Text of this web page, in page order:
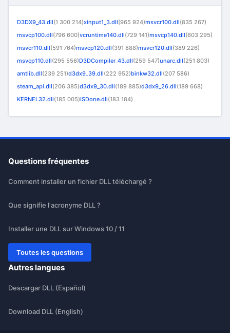
D3DX9_43.dll(1 300 214)xinput1_3.dll(965 924)msvcr100.dll(835 267)
msvcp100.dll(796 600)vcruntime140.dll(729 141)msvcp140.dll(603 295)
msvcr110.dll(591 764)msvcp120.dll(391 888)msvcr120.dll(389 226)
msvcp110.dll(295 556)D3DCompiler_43.dll(259 547)unarc.dll(251 803)
amtlib.dll(239 251)d3dx9_39.dll(222 952)binkw32.dll(207 586)
steam_api.dll(206 385)d3dx9_30.dll(189 885)d3dx9_26.dll(189 668)
KERNEL32.dll(185 005)ISDone.dll(183 184)
Questions fréquentes
Comment installer un fichier DLL téléchargé ?
Que signifie l'acronyme DLL ?
Installer une DLL sur Windows 10 / 11
Toutes les questions
Autres langues
Descargar DLL (Español)
Download DLL (English)